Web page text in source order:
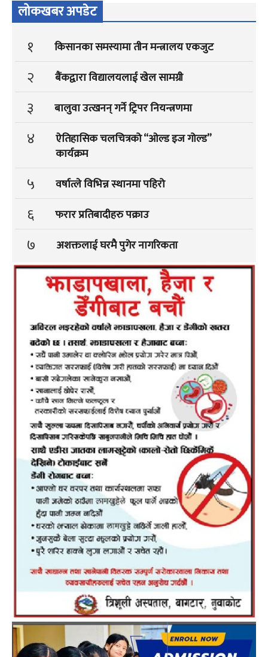
लोकखबर अपडेट
१ किसानका समस्यामा तीन मन्त्रालय एकजुट
२ बैंकद्वारा विद्यालयलाई खेल सामग्री
३ बालुवा उत्खनन् गर्ने ट्रिपर नियन्त्रणमा
४
ऐतिहासिक चलचित्रको “ओल्ड इज गोल्ड”
कार्यक्रम
५ वर्षात्ले विभिन्न स्थानमा पहिरो
६ फरार प्रतिबादीहरु पक्राउ
७ अशक्तलाई घरमै पुगेर नागरिकता